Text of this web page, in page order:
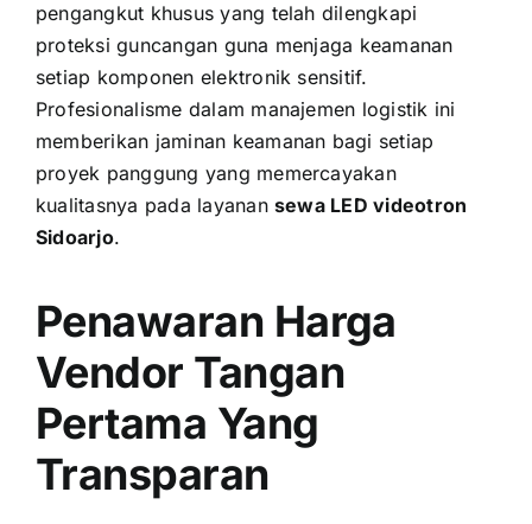
pengangkut khusus yang telah dilengkapi
proteksi guncangan guna menjaga keamanan
setiap komponen elektronik sensitif.
Profesionalisme dalam manajemen logistik ini
memberikan jaminan keamanan bagi setiap
proyek panggung yang memercayakan
kualitasnya pada layanansewa LED videotron
Sidoarjo.
Penawaran Harga
Vendor Tangan
Pertama Yang
Transparan